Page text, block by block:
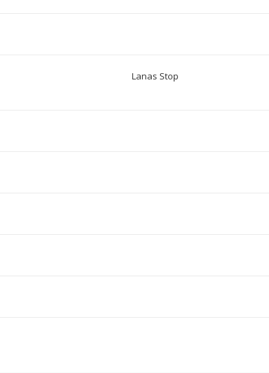
Lanas Stop